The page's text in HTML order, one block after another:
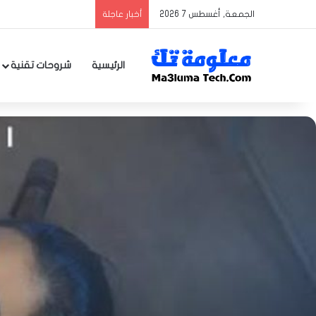
الجمعة, أغسطس 7 2026 أخبار عاجلة
الرئيسية شروحات تقنية